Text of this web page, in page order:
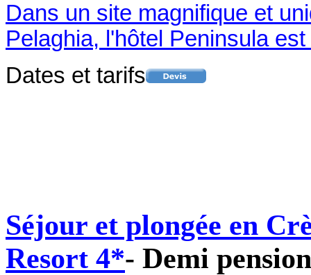
Dans un site magnifique et
Pelaghia, l'hôtel Peninsula
Dates et tarifs
Séjour et plongée en
Resort 4*- Demi pension